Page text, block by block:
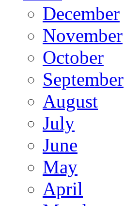
December
November
October
September
August
July
June
May
April